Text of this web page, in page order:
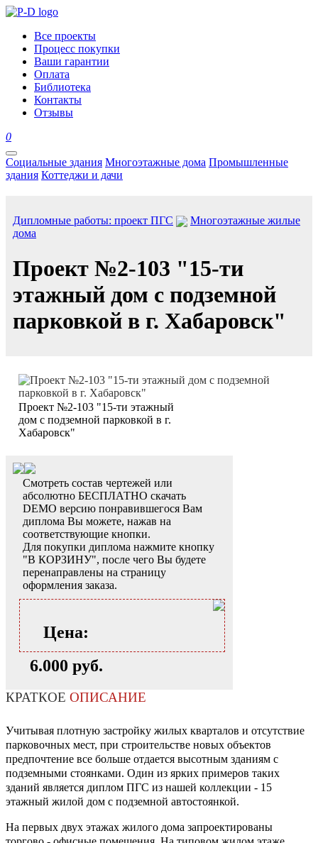
Все проекты
Процесс покупки
Ваши гарантии
Оплата
Библиотека
Контакты
Отзывы
0
Социальные здания Многоэтажные дома Промышленные
здания Коттеджи и дачи
Дипломные работы: проект ПГС
Многоэтажные жилые
дома
Проект №2-103 "15-ти
этажный дом с подземной
парковкой в г. Хабаровск"
Проект №2-103 "15-ти этажный
дом с подземной парковкой в г.
Хабаровск"
Смотреть состав чертежей или
абсолютно БЕСПЛАТНО скачать
DEMO версию понравившегося Вам
диплома Вы можете, нажав на
соответствующие кнопки.
Для покупки диплома нажмите кнопку
"В КОРЗИНУ", после чего Вы будете
перенаправлены на страницу
оформления заказа.
Цена:
6.000 руб.
КРАТКОЕ ОПИСАНИЕ
Учитывая плотную застройку жилых кварталов и отсутствие
парковочных мест, при строительстве новых объектов
предпочтение все больше отдается высотным зданиям с
подземными стоянками. Один из ярких примеров таких
зданий является диплом ПГС из нашей коллекции - 15
этажный жилой дом с подземной автостоянкой.
На первых двух этажах жилого дома запроектированы